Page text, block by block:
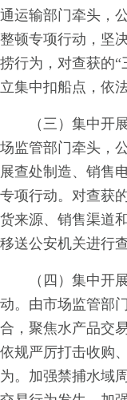
通运输部门牵头 ，
整顿专项行动 ，坚
捞行为 ， 对查获的“
立集中扣船点， 依
（三 ） 集中开
场监管部门牵头 ，
展查处制 造、销售
专项行动。对查获
货来源、 销售渠道
移送公安机关进行查
（ 四 ）集中开
动。 由市场监管部
合 ，聚焦水产品交
依规严厉打击收购
为。加强禁捕水域